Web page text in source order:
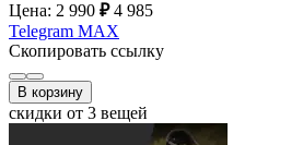
Цена: 2 990 ₽ 4 985
Telegram MAX
Скопировать ссылку
В корзину
скидки от 3 вещей